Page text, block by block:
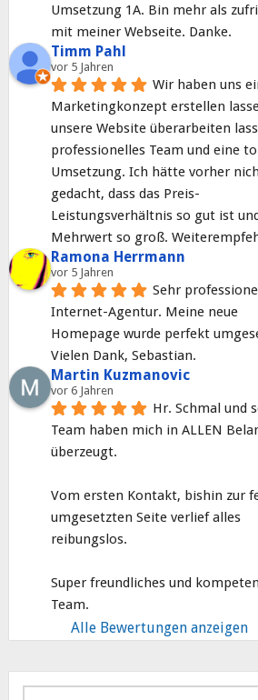
Umsetzung 1A. Bin mehr als
mit meiner Webseite. Danke.
Timm Pahl
vor 5 Jahren
Wir haben uns
Marketingkonzept erstellen
unsere Website überarbeiten
professionelles Team und eine
Umsetzung. Ich hätte vorher
gedacht, dass das Preis-
Leistungsverhältnis so gut ist
Mehrwert so groß.
Ramona Herrmann
vor 5 Jahren
Sehr
Internet-Agentur. Meine neue
Homepage wurde perfekt
Vielen Dank, Sebastian.
Martin Kuzmanovic
vor 6 Jahren
Hr. Schmal und
Team haben mich in ALLEN
überzeugt.
Vom ersten Kontakt, bishin zur
umgesetzten Seite verlief alles
reibungslos.
Super freundliches und
Team.
Alle Bewertungen anzeigen